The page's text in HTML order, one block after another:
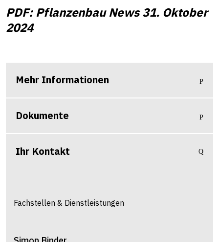
PDF: Pflanzenbau News 31. Oktober
2024
Mehr Informationen
Dokumente
Ihr Kontakt
Fachstellen & Dienstleistungen